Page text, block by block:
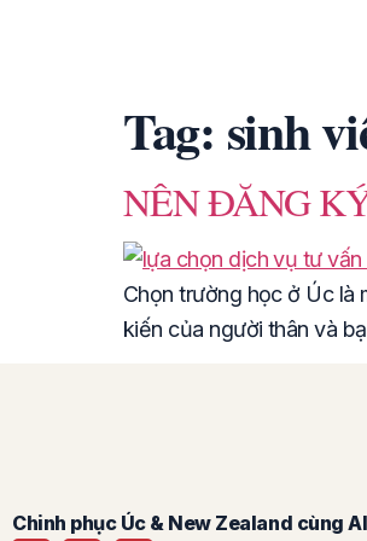
Tag: sinh
NÊN ĐĂNG
Chọn trường học ở Úc là
kiến của người thân và
Chinh phục Úc & New Zealand cùng